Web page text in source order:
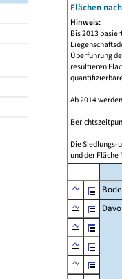
Flächen
Hinweis:
Bis 2013
Überführung
resultieren
Ab 2014
Die Siedlungs-
und der Fläche